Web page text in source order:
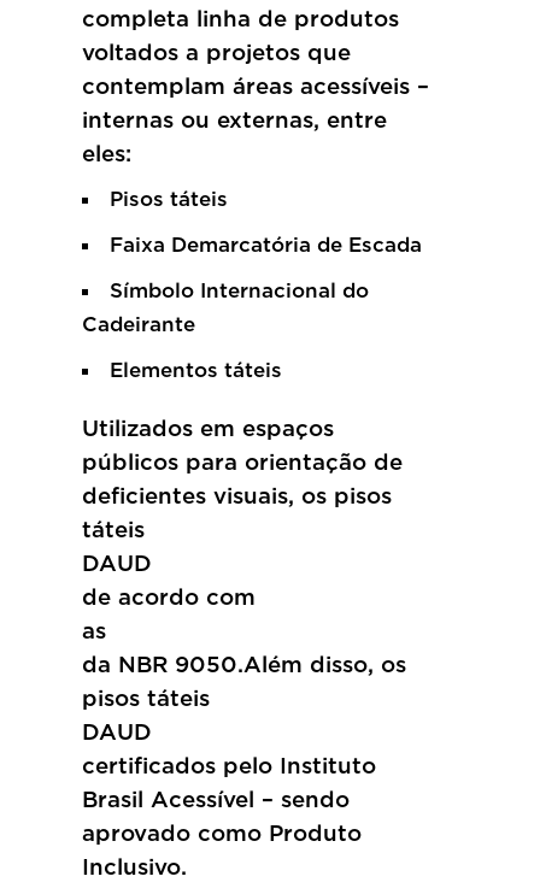
completa linha de produtos
voltados a projetos que
contemplam áreas acessíveis –
internas ou externas, entre
eles:
Pisos táteis
Faixa Demarcatória de Escada
Símbolo Internacional do
Cadeirante
Elementos táteis
Utilizados em espaços
públicos para orientação de
deficientes visuais, os pisos
táteis
DAUD
de acordo com
as
da NBR 9050.Além disso, os
pisos táteis
DAUD
certificados pelo Instituto
Brasil Acessível – sendo
aprovado como Produto
Inclusivo.